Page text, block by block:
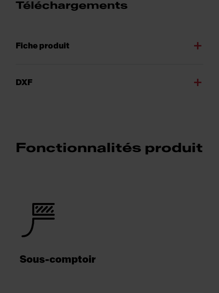
Téléchargements
Fiche produit
DXF
Fonctionnalités produit
Sous-comptoir